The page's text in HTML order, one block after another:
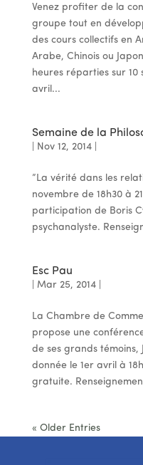
Venez profiter de la
groupe tout en
des cours collectifs en
Arabe, Chinois ou
heures réparties sur
avril...
Semaine de la
Nov 12, 2014|
”La vérité dans les
novembre de 18h30 à
participation de Boris
psychanalyste.
Esc Pau
Mar 25, 2014|
La Chambre de
propose une
de ses grands témoins,
donnée le 1er avril à
gratuite.
« Older Entries